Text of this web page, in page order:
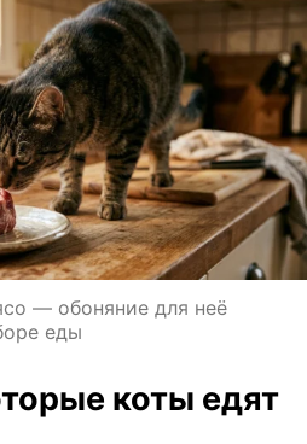
— обоняние для неё
еды
коты едят